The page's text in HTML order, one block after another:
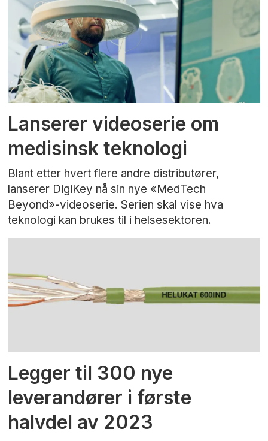
Lanserer videoserie om
medisinsk teknologi
Blant etter hvert flere andre distributører,
lanserer DigiKey nå sin nye «MedTech
Beyond»-videoserie. Serien skal vise hva
teknologi kan brukes til i helsesektoren.
Legger til 300 nye
leverandører i første
halvdel av 2023